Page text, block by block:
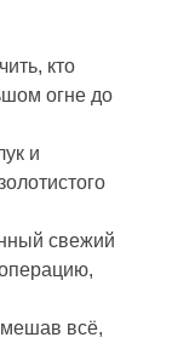
кто
огне до
и
свежий
всё,